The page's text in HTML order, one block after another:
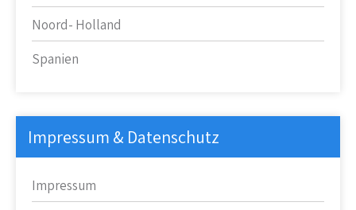
Noord- Holland
Spanien
Impressum & Datenschutz
Impressum